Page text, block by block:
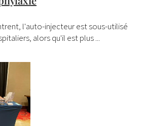
l'auto-injecteur est sous-utilisé
alors qu'il est plus ...